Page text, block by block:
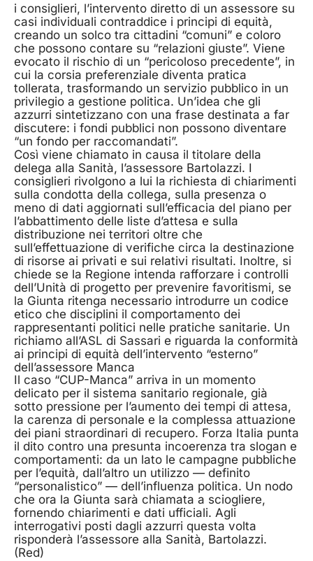
i consiglieri, l’intervento diretto di un assessore su
casi individuali contraddice i principi di equità,
creando un solco tra cittadini “comuni” e coloro
che possono contare su “relazioni giuste”. Viene
evocato il rischio di un “pericoloso precedente”, in
cui la corsia preferenziale diventa pratica
tollerata, trasformando un servizio pubblico in un
privilegio a gestione politica. Un’idea che gli
azzurri sintetizzano con una frase destinata a far
discutere: i fondi pubblici non possono diventare
“un fondo per raccomandati”.
Così viene chiamato in causa il titolare della
delega alla Sanità, l’assessore Bartolazzi. I
consiglieri rivolgono a lui la richiesta di chiarimenti
sulla condotta della collega, sulla presenza o
meno di dati aggiornati sull’efficacia del piano per
l’abbattimento delle liste d’attesa e sulla
distribuzione nei territori oltre che
sull’effettuazione di verifiche circa la destinazione
di risorse ai privati e sui relativi risultati. Inoltre, si
chiede se la Regione intenda rafforzare i controlli
dell’Unità di progetto per prevenire favoritismi, se
la Giunta ritenga necessario introdurre un codice
etico che disciplini il comportamento dei
rappresentanti politici nelle pratiche sanitarie. Un
richiamo all’ASL di Sassari e riguarda la conformità
ai principi di equità dell’intervento “esterno”
dell’assessore Manca
Il caso “CUP-Manca” arriva in un momento
delicato per il sistema sanitario regionale, già
sotto pressione per l’aumento dei tempi di attesa,
la carenza di personale e la complessa attuazione
dei piani straordinari di recupero. Forza Italia punta
il dito contro una presunta incoerenza tra slogan e
comportamenti: da un lato le campagne pubbliche
per l’equità, dall’altro un utilizzo — definito
“personalistico” — dell’influenza politica. Un nodo
che ora la Giunta sarà chiamata a sciogliere,
fornendo chiarimenti e dati ufficiali. Agli
interrogativi posti dagli azzurri questa volta
risponderà l’assessore alla Sanità, Bartolazzi.
(Red)